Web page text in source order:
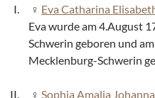
Eva Catharina
Eva wurde am 4.August
Schwerin geboren und
Mecklenburg-Schwerin
Sophia Amalia